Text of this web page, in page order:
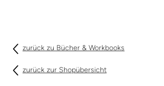
zurück zur Shopübersicht
zurück zu Bücher & Workbooks